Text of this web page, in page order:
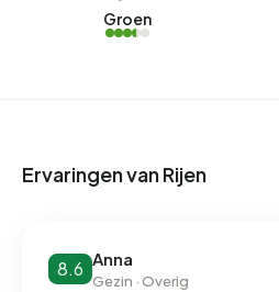
Groen
Ervaringen van Rijen
8.6 Anna
Gezin · Overig